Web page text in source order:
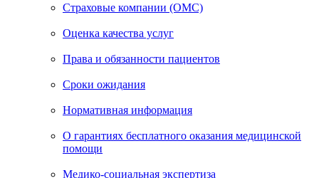
Страховые компании (ОМС)
Оценка качества услуг
Права и обязанности пациентов
Сроки ожидания
Нормативная информация
О гарантиях бесплатного оказания медицинской
помощи
Медико-социальная экспертиза